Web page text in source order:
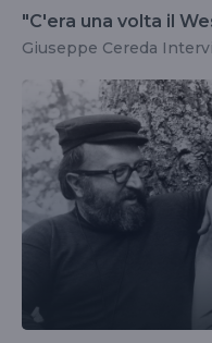
"C'era una volta il
Giuseppe Cereda